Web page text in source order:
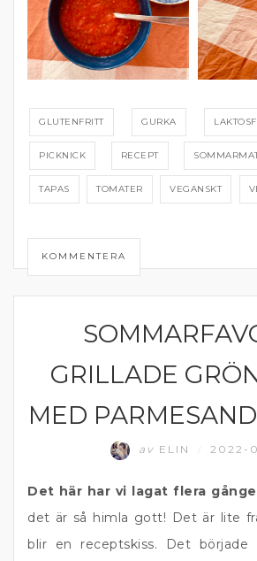
GLUTENFRITT GURKA
PICKNICK RECEPT
TAPAS TOMATER VEGANSKT
KOMMENTERA
GRÖNA TILLBEHÖR
GRILLADE
MED
av ELIN 2022-
Det här har vi lagat flera
det är så himla gott! Det är lite
blir en receptskiss. Det